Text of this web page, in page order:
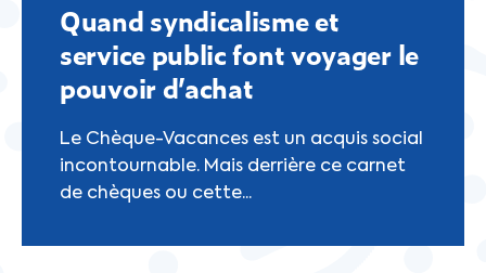
Quand syndicalisme et
service public font voyager le
pouvoir d’achat
Le Chèque-Vacances est un acquis social
incontournable. Mais derrière ce carnet
de chèques ou cette...